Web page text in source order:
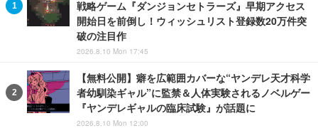
戦略ゲーム『ダンジョンセトラーズ』早期アクセス
開始日を前倒し！ウィッシュリスト登録数20万件突
破の注目作
2026.8.10 Mon 17:45
【無料公開】癖を広範囲カバーな“ヤンデレ天才科学
者幼馴染ギャル”に監禁＆人体実験されるノベルゲー
『ヤンデレギャルの臨床試験』が話題に
2026.8.10 Mon 12:00